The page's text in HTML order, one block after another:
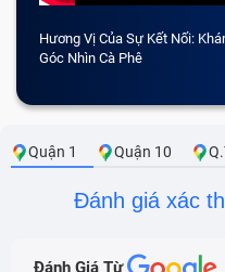
Hương Vị Của Sự Kết Nối:
Góc Nhìn Cà Phê
Quận 1 Quận 10
Đánh giá xác
Đánh Giá Từ